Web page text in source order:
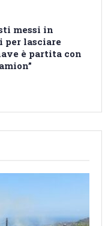
messi in
per lasciare
è partita con